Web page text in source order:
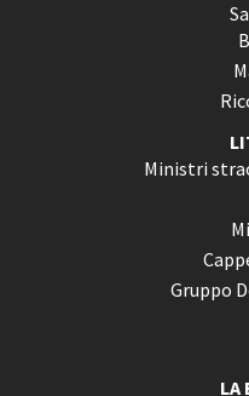
Ministri
Gruppo
LA